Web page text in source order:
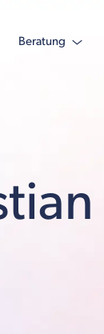
Beratung